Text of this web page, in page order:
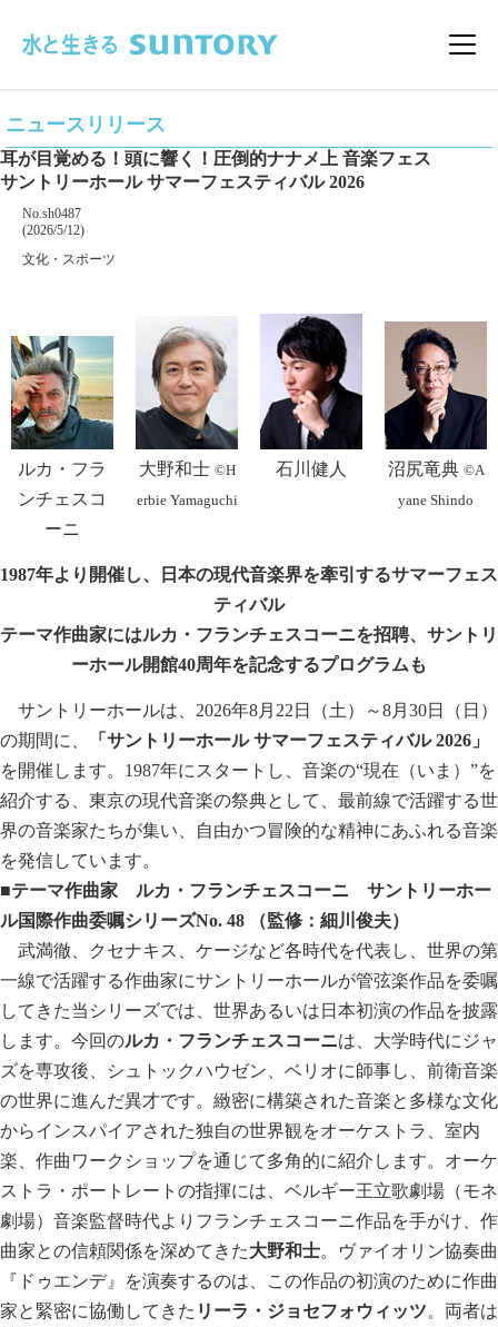
メ
ニュースリリース
耳が目覚める！頭に響く！圧倒的ナナメ上 音楽フェス
サントリーホール サマーフェスティバル 2026
掲載番号
No.sh0487
掲載日
(2026/5/12)
カテゴリー
文化・スポーツ
ルカ・フラ
ンチェスコ
ーニ
大野和士 ©H
erbie Yamaguchi
石川健人 沼尻竜典 ©A
yane Shindo
1987年より開催し、日本の現代音楽界を牽引するサマーフェス
ティバル
テーマ作曲家にはルカ・フランチェスコーニを招聘、サントリ
ーホール開館40周年を記念するプログラムも
サントリーホールは、2026年8月22日（土）～8月30日（日）
の期間に、
「サントリーホール サマーフェスティバル2026 」
を開催します。1987年にスタートし、音楽の“現在（いま）”を
紹介する、東京の現代音楽の祭典として、最前線で活躍する世
界の音楽家たちが集い、自由かつ冒険的な精神にあふれる音楽
を発信しています。
■テーマ作曲家 ルカ・フランチェスコーニ サントリーホー
ル国際作曲委嘱シリーズNo. 48
（監修：細川俊夫）
武満徹、クセナキス、ケージなど各時代を代表し、世界の第
一線で活躍する作曲家にサントリーホールが管弦楽作品を委嘱
してきた当シリーズでは、世界あるいは日本初演の作品を披露
します。今回のルカ・フランチェスコーニは、大学時代にジャ
ズを専攻後、シュトックハウゼン、ベリオに師事し、前衛音楽
の世界に進んだ異才です。緻密に構築された音楽と多様な文化
からインスパイアされた独自の世界観をオーケストラ、室内
楽、作曲ワークショップを通じて多角的に紹介します。オーケ
ストラ・ポートレートの指揮には、ベルギー王立歌劇場（モネ
劇場）音楽監督時代よりフランチェスコーニ作品を手がけ、作
曲家との信頼関係を深めてきた大野和士。ヴァイオリン協奏曲
『ドゥエンデ』を演奏するのは、この作品の初演のために作曲
家と緊密に協働してきた リーラ・ジョセフォウィッツ。両者は